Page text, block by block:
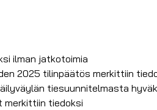
ilman jatkotoimia
2025 tilinpäätös merkittiin
tiesuunnitelmasta
merkittiin tiedoksi